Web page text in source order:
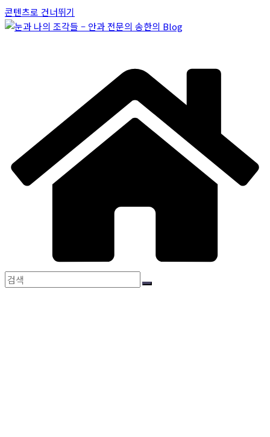
콘텐츠로 건너뛰기